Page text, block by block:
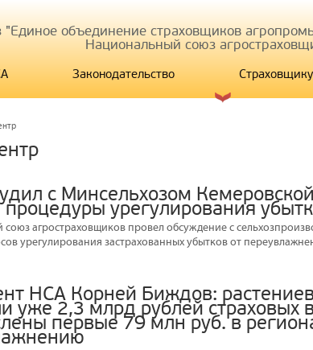
"Единое объединение страховщиков
Национальный союз
Законодательство Страховщику
с Минсельхозом
процедуры урегулирования
агростраховщиков провел обсуждение с
урегулирования застрахованных убытков от
НСА Корней Биждов:
уже 2,3 млрд рублей страховых
первые 79 млн руб. в